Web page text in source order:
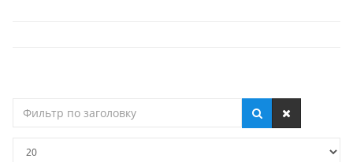
по